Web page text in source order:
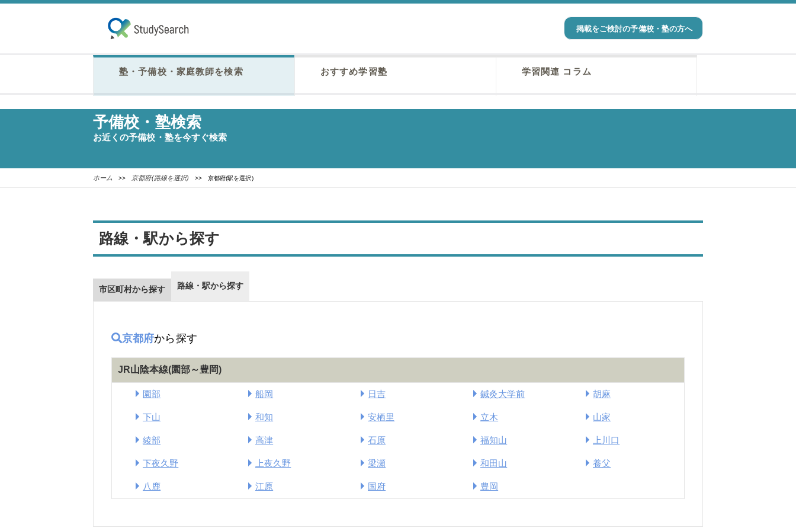
掲載をご検討の予備校・塾の方へ
塾・予備校・家庭教師を検索 おすすめ学習塾 学習関連 コラム
予備校・塾検索
お近くの予備校・塾を今すぐ検索
ホーム >> 京都府(路線を選択) >> 京都府(駅を選択)
路線・駅から探す
市区町村から探す 路線・駅から探す
京都府から探す
JR山陰本線(園部～豊岡)
園部 船岡 日吉 鍼灸大学前 胡麻
下山 和知 安栖里 立木 山家
綾部 高津 石原 福知山 上川口
下夜久野 上夜久野 梁瀬 和田山 養父
八鹿 江原 国府 豊岡